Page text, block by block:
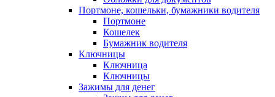
Портмоне, кошельки, бумажники водителя
Портмоне
Кошелек
Бумажник водителя
Ключницы
Ключница
Ключницы
Зажимы для денег